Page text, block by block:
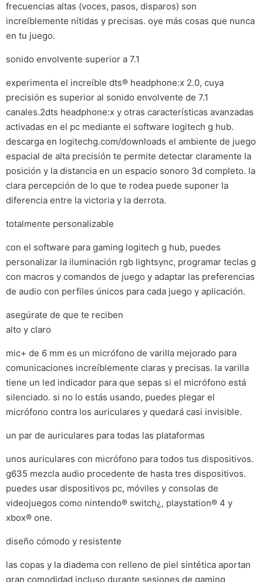
frecuencias altas (voces, pasos, disparos) son
increíblemente nítidas y precisas. oye más cosas que nunca
en tu juego.
sonido envolvente superior a 7.1
experimenta el increíble dts® headphone:x 2.0, cuya
precisión es superior al sonido envolvente de 7.1
canales.2dts headphone:x y otras características avanzadas
activadas en el pc mediante el software logitech g hub.
descarga en logitechg.com/downloads el ambiente de juego
espacial de alta precisión te permite detectar claramente la
posición y la distancia en un espacio sonoro 3d completo. la
clara percepción de lo que te rodea puede suponer la
diferencia entre la victoria y la derrota.
totalmente personalizable
con el software para gaming logitech g hub, puedes
personalizar la iluminación rgb lightsync, programar teclas g
con macros y comandos de juego y adaptar las preferencias
de audio con perfiles únicos para cada juego y aplicación.
asegúrate de que te reciben
alto y claro
mic+ de 6 mm es un micrófono de varilla mejorado para
comunicaciones increíblemente claras y precisas. la varilla
tiene un led indicador para que sepas si el micrófono está
silenciado. si no lo estás usando, puedes plegar el
micrófono contra los auriculares y quedará casi invisible.
un par de auriculares para todas las plataformas
unos auriculares con micrófono para todos tus dispositivos.
g635 mezcla audio procedente de hasta tres dispositivos.
puedes usar dispositivos pc, móviles y consolas de
videojuegos como nintendo® switch¿, playstation® 4 y
xbox® one.
diseño cómodo y resistente
las copas y la diadema con relleno de piel sintética aportan
gran comodidad incluso durante sesiones de gaming